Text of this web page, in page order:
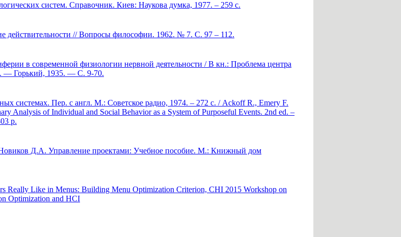
систем. Справочник. Киев: Наукова думка, 1977. – 259 с.
// Вопросы философии. 1962. № 7. С. 97 – 112.
в современной физиологии нервной деятельности / В кн.: Проблема центра
— Горький, 1935. — С. 9-70.
системах. Пер. с англ. М.: Советское радио, 1974. – 272 с. / Ackoff R., Emery F.
Analysis of Individual and Social Behavior as a System of Purposeful Events. 2nd ed. –
p.
Д.А. Управление проектами: Учебное пособие. М.: Книжный дом
Really Like in Menus: Building Menu Optimization Criterion, CHI 2015 Workshop on
Optimization and HCI